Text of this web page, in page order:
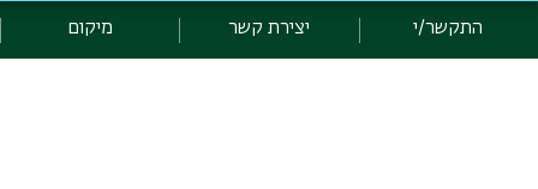
יצירת קשר
התקשר/י יצירת קשר מיקום